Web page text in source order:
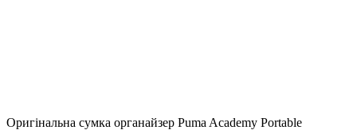
Оригінальна сумка органайзер Puma Academy Portable